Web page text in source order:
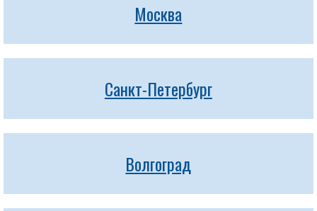
Москва
Санкт-Петербург
Волгоград